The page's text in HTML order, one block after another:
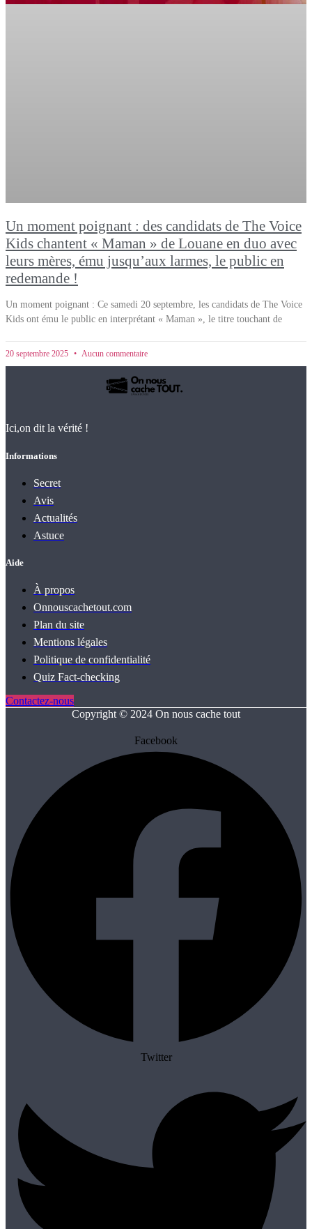
Un moment poignant : des candidats de The Voice
Kids chantent « Maman » de Louane en duo avec
leurs mères, ému jusqu’aux larmes, le public en
redemande !
Un moment poignant : Ce samedi 20 septembre, les candidats de The Voice
Kids ont ému le public en interprétant « Maman », le titre touchant de
20 septembre 2025 Aucun commentaire
Ici,on dit la vérité !
Informations
Secret
Avis
Actualités
Astuce
Aide
À propos
Onnouscachetout.com
Plan du site
Mentions légales
Politique de confidentialité
Quiz Fact‑checking
Contactez-nous
Copyright © 2024 On nous cache tout
Facebook
Twitter